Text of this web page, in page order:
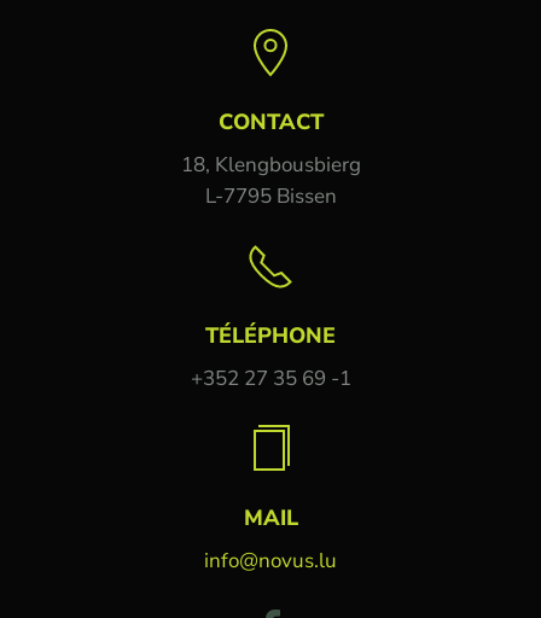
CONTACT
18, Klengbousbierg
L-7795 Bissen
TÉLÉPHONE
+352 27 35 69 -1
MAIL
info@novus.lu